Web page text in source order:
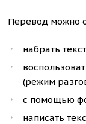
Перевод можно
набрать
(режим
с помощью
написать